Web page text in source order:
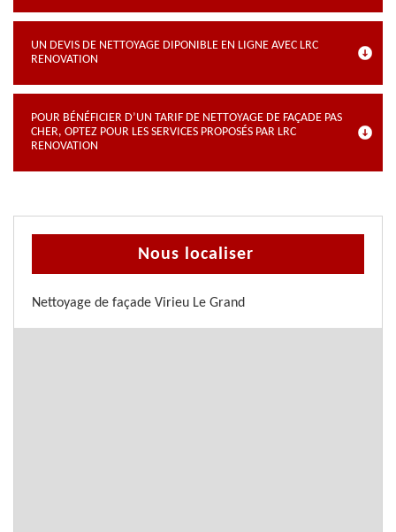
UN DEVIS DE NETTOYAGE DIPONIBLE EN LIGNE AVEC LRC
RENOVATION
POUR BÉNÉFICIER D’UN TARIF DE NETTOYAGE DE FAÇADE PAS
CHER, OPTEZ POUR LES SERVICES PROPOSÉS PAR LRC
RENOVATION
Nous localiser
Nettoyage de façade Virieu Le Grand